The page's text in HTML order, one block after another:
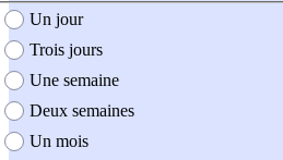
création de l'offre
Un jour
Trois jours
Une semaine
Deux semaines
Un mois